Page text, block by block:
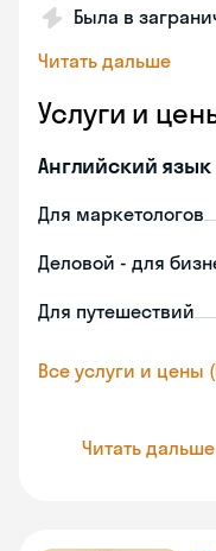
Была в
Читать дальше
Услуги и
Английский язык
Для маркетологов
Деловой - для
Для путешествий
Все услуги и цены
Читать дальше